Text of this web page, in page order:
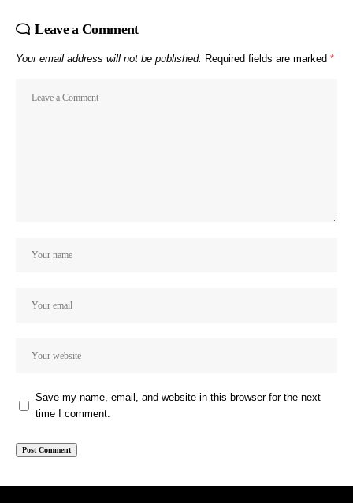
Leave a Comment
Your email address will not be published. Required fields are marked *
Save my name, email, and website in this browser for the next
time I comment.